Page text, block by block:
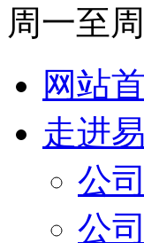
周一至
网站
走进
公
公